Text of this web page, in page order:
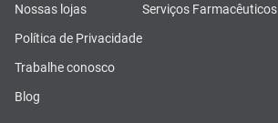
Nossas lojas
Política de Privacidade
Trabalhe conosco
Blog
Serviços Farmacêuticos